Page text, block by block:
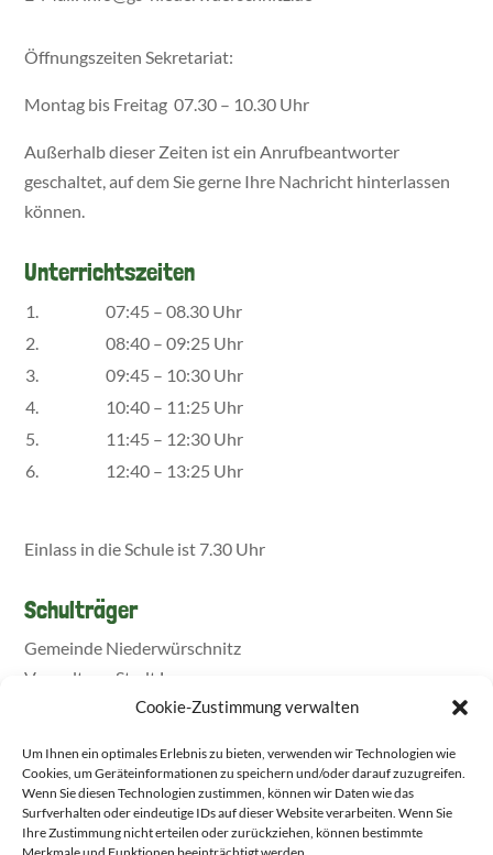
Cookie-Zustimmung verwalten
Um Ihnen ein optimales Erlebnis zu bieten, verwenden wir Technologien wie
Cookies, um Geräteinformationen zu speichern und/oder darauf zuzugreifen.
Wenn Sie diesen Technologien zustimmen, können wir Daten wie das
Surfverhalten oder eindeutige IDs auf dieser Website verarbeiten. Wenn Sie
Ihre Zustimmung nicht erteilen oder zurückziehen, können bestimmte
Öffnungszeiten Sekretariat:
Montag bis Freitag 07.30 – 10.30 Uhr
Außerhalb dieser Zeiten ist ein Anrufbeantworter
geschaltet, auf dem Sie gerne Ihre Nachricht hinterlassen
können.
Unterrichtszeiten
1.
07:45 – 08.30 Uhr
2.
08:40 – 09:25 Uhr
3.
09:45 – 10:30 Uhr
4.
10:40 – 11:25 Uhr
5.
11:45 – 12:30 Uhr
6.
12:40 – 13:25 Uhr
Einlass in die Schule ist 7.30 Uhr
Schulträger
Gemeinde Niederwürschnitz
Verwaltung Stadt Lugau